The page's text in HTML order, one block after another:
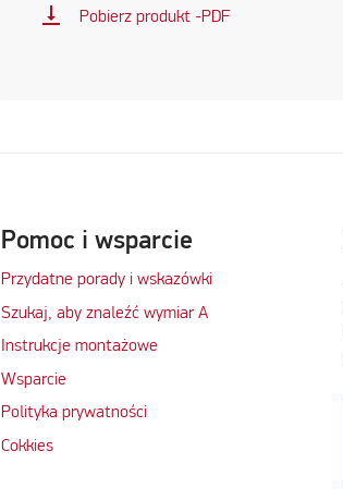
vertical_align_bottom Pobierz produkt -PDF
Pomoc i wsparcie
Przydatne porady i wskazówki
Szukaj, aby znaleźć wymiar A
Instrukcje montażowe
Wsparcie
Polityka prywatności
Cokkies